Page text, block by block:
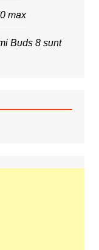
max
Buds 8 sunt